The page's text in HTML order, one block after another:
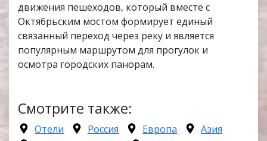
движения пешеходов, который вместе с
Октябрьским мостом формирует единый
связанный переход через реку и является
популярным маршрутом для прогулок и
осмотра городских панорам.
Смотрите также:
Отели Россия Европа
Азия